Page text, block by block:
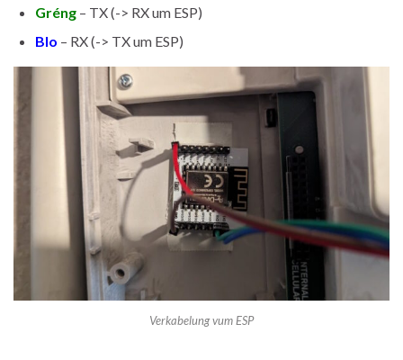
Gréng – TX (-> RX um ESP)
Blo – RX (-> TX um ESP)
Verkabelung vum ESP